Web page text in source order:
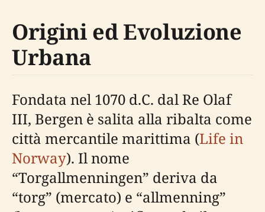
Origini ed Evoluzione
Urbana
Fondata nel 1070 d.C. dal Re Olaf
III, Bergen è salita alla ribalta come
città mercantile marittima (Life in
Norway). Il nome
“Torgallmenningen” deriva da
“torg” (mercato) e “allmenning”